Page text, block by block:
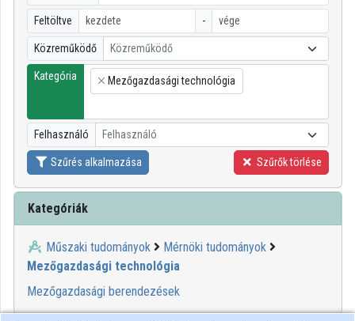
Intézményi felfedezés
Kategóriák
Intézményi listák
Intézmények
Közreműködők
Feltöltve -
Közreműködő Közreműködő
Kategória
×
Mezőgazdasági technológia
Felhasználó Felhasználó
Szűrés alkalmazása Szűrők törlése
Kategóriák
Műszaki tudományok
Mérnöki tudományok
Mezőgazdasági technológia
Mezőgazdasági berendezések